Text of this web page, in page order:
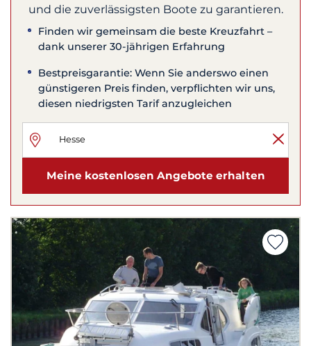
und die zuverlässigsten Boote zu garantieren.
Finden wir gemeinsam die beste Kreuzfahrt –
dank unserer 30-jährigen Erfahrung
Bestpreisgarantie: Wenn Sie anderswo einen
günstigeren Preis finden, verpflichten wir uns,
diesen niedrigsten Tarif anzugleichen
Meine kostenlosen Angebote erhalten